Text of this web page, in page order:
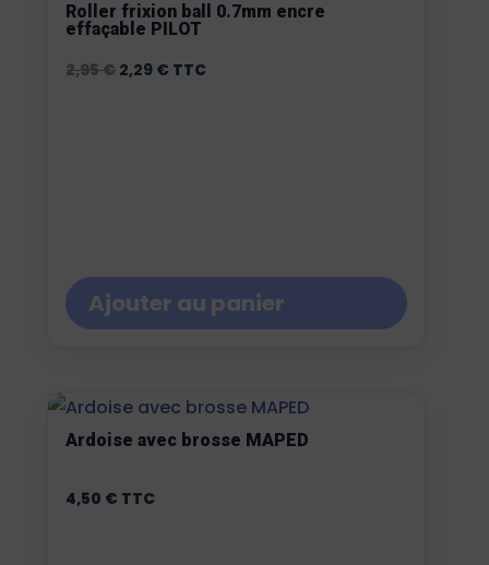
Roller frixion ball 0.7mm encre
effaçable PILOT
2,95€ Le
2,29 € Le
TTC
Ajouter au panier
Ardoise avec brosse MAPED
4,50 € TTC